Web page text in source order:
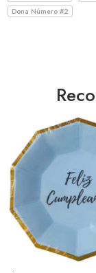
Dona Número #2